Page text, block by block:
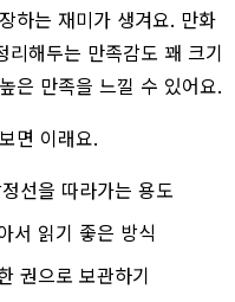
하는 재미가 생겨요. 만화
리해두는 만족감도 꽤 크기
은 만족을 느낄 수 있어요.
면 이래요.
선을 따라가는 용도
서 읽기 좋은 방식
권으로 보관하기